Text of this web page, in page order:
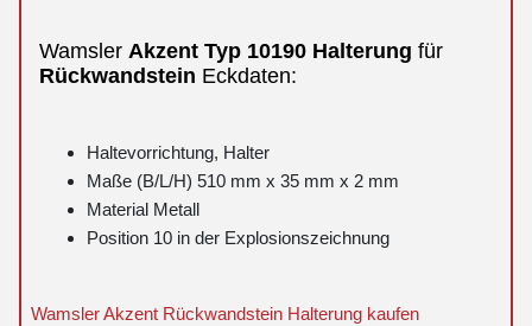
Wamsler Akzent Typ 10190 Halterung für
Rückwandstein Eckdaten:
Haltevorrichtung, Halter
Maße (B/L/H) 510 mm x 35 mm x 2 mm
Material Metall
Position 10 in der Explosionszeichnung
Wamsler Akzent Rückwandstein Halterung kaufen